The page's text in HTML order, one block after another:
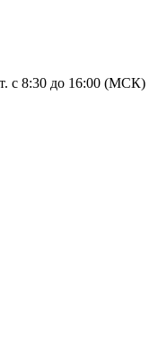
с 8:30 до 16:00 (МСК)